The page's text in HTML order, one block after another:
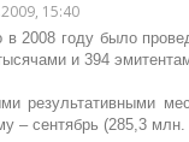
15:40
в 2008 году было
и 394
результативными
– сентябрь (285,3